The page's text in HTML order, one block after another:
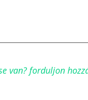
van? forduljon